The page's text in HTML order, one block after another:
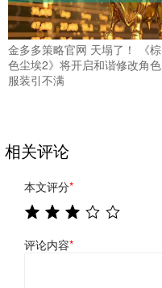
金多多策略官网 天塌了！ 《棕
色尘埃2》将开启和谐修改角色
服装引不满
相关评论
本文评分*
评论内容*